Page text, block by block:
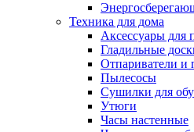
Техника для дома
Аксессуары для
Гладильные
Отпариватели и
Пылесосы
Сушилки для
Утюги
Часы настенные